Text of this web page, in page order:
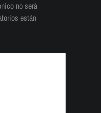
no será
están